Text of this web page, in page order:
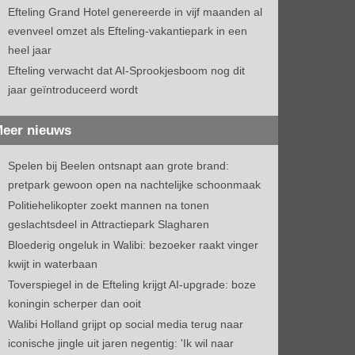
Efteling Grand Hotel genereerde in vijf maanden al
evenveel omzet als Efteling-vakantiepark in een
heel jaar
Efteling verwacht dat AI-Sprookjesboom nog dit
jaar geïntroduceerd wordt
nieuws
Spelen bij Beelen ontsnapt aan grote brand:
pretpark gewoon open na nachtelijke schoonmaak
Politiehelikopter zoekt mannen na tonen
geslachtsdeel in Attractiepark Slagharen
Bloederig ongeluk in Walibi: bezoeker raakt vinger
kwijt in waterbaan
Toverspiegel in de Efteling krijgt AI-upgrade: boze
koningin scherper dan ooit
Walibi Holland grijpt op social media terug naar
iconische jingle uit jaren negentig: 'Ik wil naar